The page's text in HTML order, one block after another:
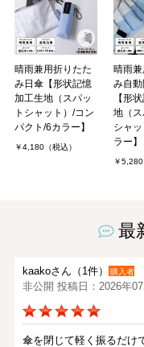
晴雨兼用折りたた
み日傘【形状記憶
加工生地（スパッ
トシャット）/コン
パクト/6カラー】
￥4,180（税込）
晴雨
み自
【形
地（ス
シャ
ラー】
￥5,280
最
kaakoさん（1件） 購入者
非公開 投稿日：2026年07
傘を閉じて軽く振るだけ